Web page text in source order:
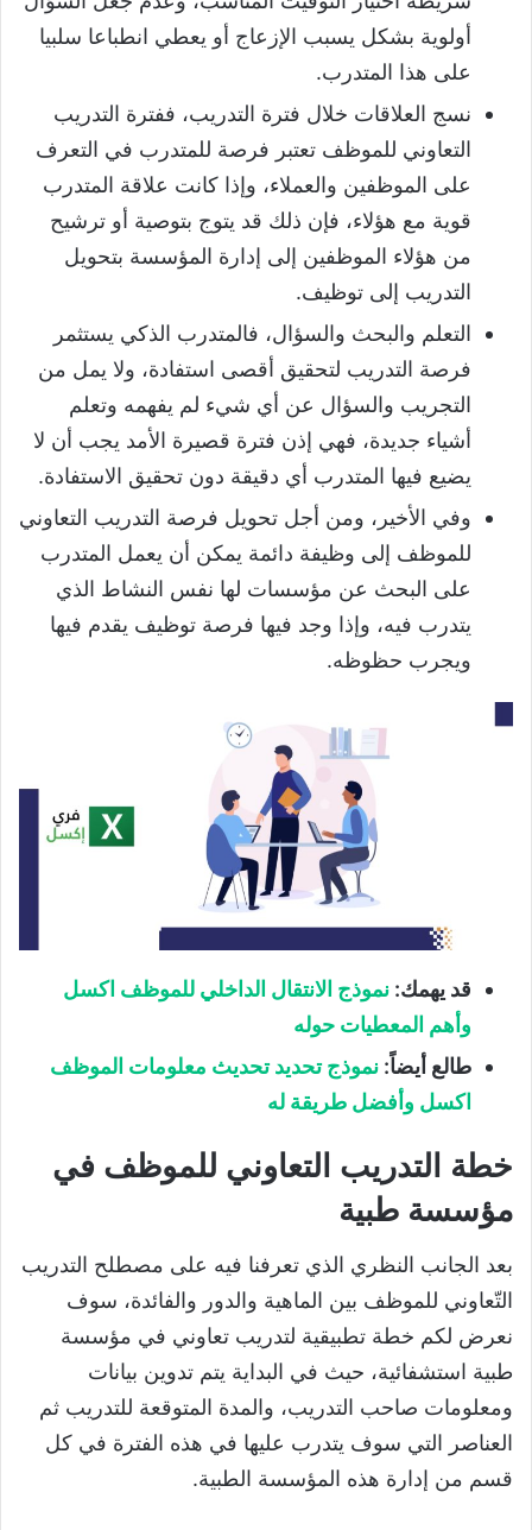
أولوية بشكل يسبب الإزعاج أو يعطي انطباعا سلبيا
على هذا المتدرب.
نسج العلاقات خلال فترة التدريب، ففترة التدريب
التعاوني للموظف تعتبر فرصة للمتدرب في التعرف
على الموظفين والعملاء، وإذا كانت علاقة المتدرب
قوية مع هؤلاء، فإن ذلك قد يتوج بتوصية أو ترشيح
من هؤلاء الموظفين إلى إدارة المؤسسة بتحويل
التدريب إلى توظيف.
التعلم والبحث والسؤال، فالمتدرب الذكي يستثمر
فرصة التدريب لتحقيق أقصى استفادة، ولا يمل من
التجريب والسؤال عن أي شيء لم يفهمه وتعلم
أشياء جديدة، فهي إذن فترة قصيرة الأمد يجب أن لا
يضيع فيها المتدرب أي دقيقة دون تحقيق الاستفادة.
وفي الأخير، ومن أجل تحويل فرصة التدريب التعاوني
للموظف إلى وظيفة دائمة يمكن أن يعمل المتدرب
على البحث عن مؤسسات لها نفس النشاط الذي
يتدرب فيه، وإذا وجد فيها فرصة توظيف يقدم فيها
ويجرب حظوظه.
قد يهمك: نموذج الانتقال الداخلي للموظف اكسل
وأهم المعطيات حوله
طالع أيضاً: نموذج تحديد تحديث معلومات الموظف
اكسل وأفضل طريقة له
خطة التدريب التعاوني للموظف في
مؤسسة طبية
بعد الجانب النظري الذي تعرفنا فيه على مصطلح التدريب
التّعاوني للموظف بين الماهية والدور والفائدة، سوف
نعرض لكم خطة تطبيقية لتدريب تعاوني في مؤسسة
طبية استشفائية، حيث في البداية يتم تدوين بيانات
ومعلومات صاحب التدريب، والمدة المتوقعة للتدريب ثم
العناصر التي سوف يتدرب عليها في هذه الفترة في كل
قسم من إدارة هذه المؤسسة الطبية.